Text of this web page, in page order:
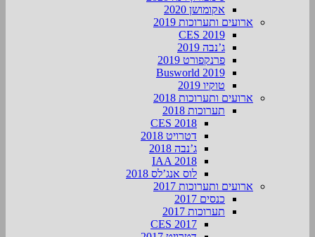
אקומושן 2020
ארועים ותערוכות 2019
CES 2019
ג’נבה 2019
פרנקפורט 2019
Busworld 2019
טוקיו 2019
ארועים ותערוכות 2018
תערוכות 2018
CES 2018
דטרויט 2018
ג’נבה 2018
IAA 2018
לוס אנג’לס 2018
ארועים ותערוכות 2017
כנסים 2017
תערוכות 2017
CES 2017